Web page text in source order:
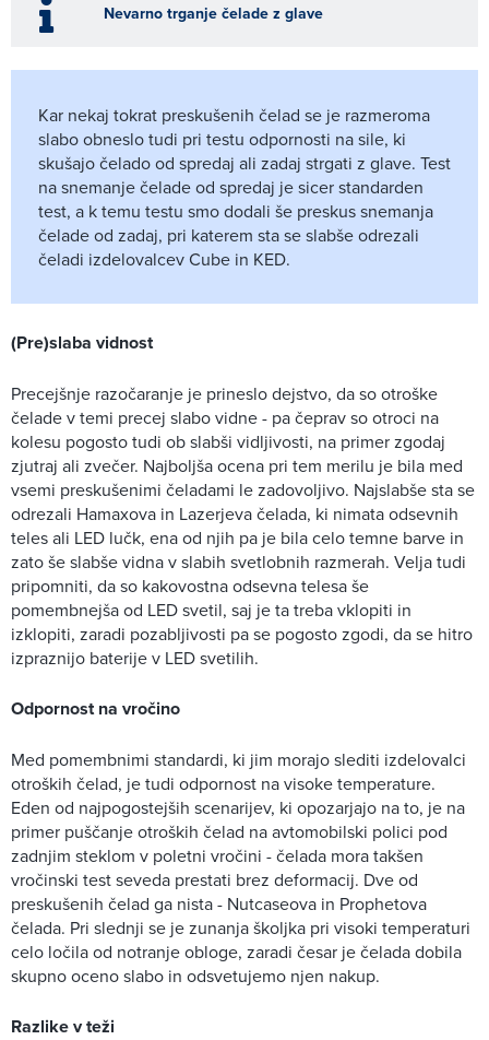
Nevarno trganje čelade z glave
Kar nekaj tokrat preskušenih čelad se je razmeroma
slabo obneslo tudi pri testu odpornosti na sile, ki
skušajo čelado od spredaj ali zadaj strgati z glave. Test
na snemanje čelade od spredaj je sicer standarden
test, a k temu testu smo dodali še preskus snemanja
čelade od zadaj, pri katerem sta se slabše odrezali
čeladi izdelovalcev Cube in KED.
(Pre)slaba vidnost
Precejšnje razočaranje je prineslo dejstvo, da so otroške
čelade v temi precej slabo vidne - pa čeprav so otroci na
kolesu pogosto tudi ob slabši vidljivosti, na primer zgodaj
zjutraj ali zvečer. Najboljša ocena pri tem merilu je bila med
vsemi preskušenimi čeladami le zadovoljivo. Najslabše sta se
odrezali Hamaxova in Lazerjeva čelada, ki nimata odsevnih
teles ali LED lučk, ena od njih pa je bila celo temne barve in
zato še slabše vidna v slabih svetlobnih razmerah. Velja tudi
pripomniti, da so kakovostna odsevna telesa še
pomembnejša od LED svetil, saj je ta treba vklopiti in
izklopiti, zaradi pozabljivosti pa se pogosto zgodi, da se hitro
izpraznijo baterije v LED svetilih.
Odpornost na vročino
Med pomembnimi standardi, ki jim morajo slediti izdelovalci
otroških čelad, je tudi odpornost na visoke temperature.
Eden od najpogostejših scenarijev, ki opozarjajo na to, je na
primer puščanje otroških čelad na avtomobilski polici pod
zadnjim steklom v poletni vročini - čelada mora takšen
vročinski test seveda prestati brez deformacij. Dve od
preskušenih čelad ga nista - Nutcaseova in Prophetova
čelada. Pri slednji se je zunanja školjka pri visoki temperaturi
celo ločila od notranje obloge, zaradi česar je čelada dobila
skupno oceno slabo in odsvetujemo njen nakup.
Razlike v teži